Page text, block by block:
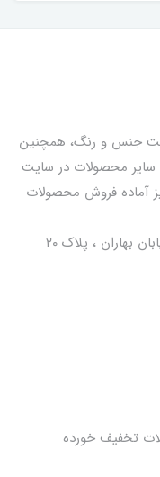
جنس و رنگ، همچنین
محصولات در سایت
آماده فروش محصولات
آدرس: تهران ، شاهد شهر ، شهرک لاله ، خیابان بهاران ، پلاک ۲۰
تخفیف خورده